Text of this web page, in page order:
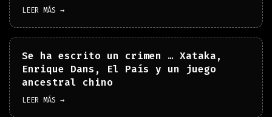
LEER MÁS →
Se ha escrito un crimen … Xataka,
Enrique Dans, El País y un juego
ancestral chino
LEER MÁS →